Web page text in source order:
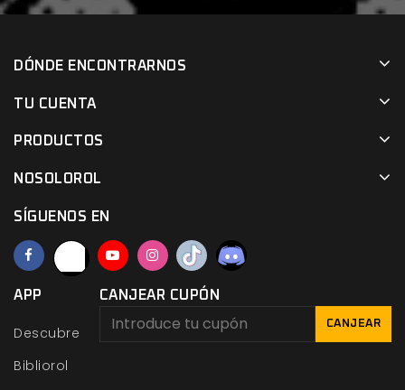
DÓNDE ENCONTRARNOS
TU CUENTA
PRODUCTOS
NOSOLOROL
SÍGUENOS EN
APP
Descubre
Bibliorol
CANJEAR CUPÓN
CANJEAR